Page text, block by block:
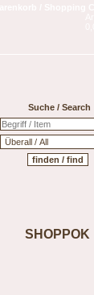
Suche / Search
SHOPPOK